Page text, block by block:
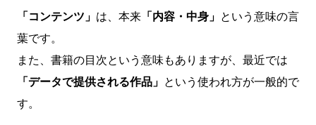
「コンテンツ」 は、本来 「内容・中身」 という意味の言
葉です。
また、書籍の目次という意味もありますが、最近では
「データで提供される作品」 という使われ方が一般的で
す。